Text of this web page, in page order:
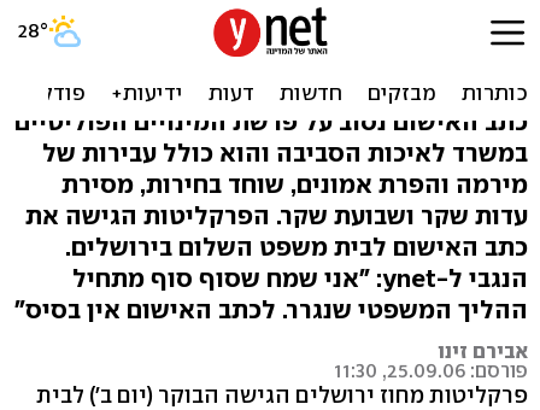
כתב האישום נגד צחי הנגבי
הוגש לביהמ"ש
כתב האישום נסוב על פרשת המינויים הפוליטיים
במשרד לאיכות הסביבה והוא כולל עבירות של
מירמה והפרת אמונים, שוחד בחירות, מסירת
עדות שקר ושבועת שקר. הפרקליטות הגישה את
כתב האישום לבית משפט השלום בירושלים.
הנגבי ל-ynet: "אני שמח שסוף סוף מתחיל
ההליך המשפטי שנגרר. לכתב האישום אין בסיס"
אבירם זינו
פורסם: 25.09.06, 11:30
פרקליטות מחוז ירושלים הגישה הבוקר (יום ב') לבית